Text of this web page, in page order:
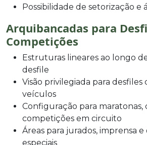
Possibilidade de setorização e
Arquibancadas para
Competições
Estruturas lineares ao longo
desfile
Visão privilegiada para desfiles
veículos
Configuração para maratonas,
competições em circuito
Áreas para jurados, imprensa
especiais